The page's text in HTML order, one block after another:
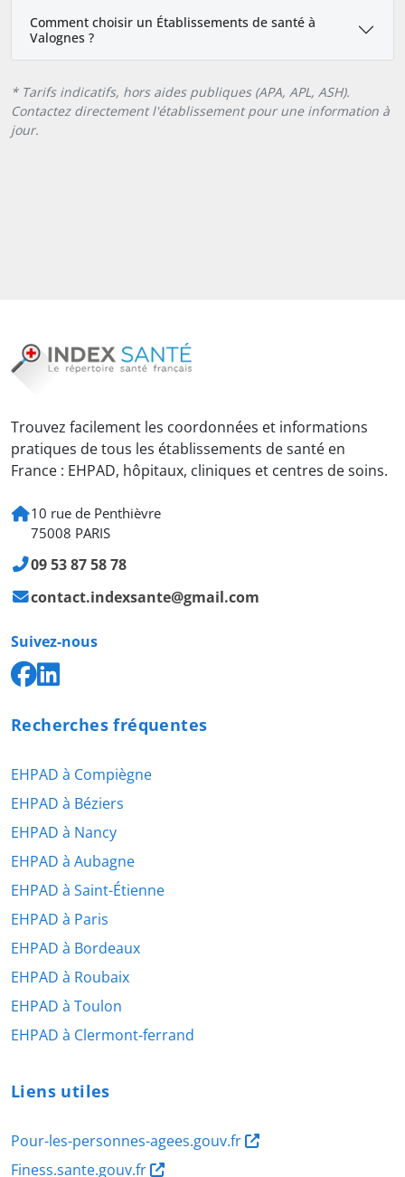
Comment choisir un Établissements de santé à
Valognes ?
* Tarifs indicatifs, hors aides publiques (APA, APL, ASH).
Contactez directement l'établissement pour une information à
jour.
Trouvez facilement les coordonnées et informations
pratiques de tous les établissements de santé en
France : EHPAD, hôpitaux, cliniques et centres de soins.
10 rue de Penthièvre
75008 PARIS
09 53 87 58 78
contact.indexsante@gmail.com
Suivez-nous
Recherches fréquentes
EHPAD à Compiègne
EHPAD à Béziers
EHPAD à Nancy
EHPAD à Aubagne
EHPAD à Saint-Étienne
EHPAD à Paris
EHPAD à Bordeaux
EHPAD à Roubaix
EHPAD à Toulon
EHPAD à Clermont-ferrand
Liens utiles
Pour-les-personnes-agees.gouv.fr
Finess.sante.gouv.fr